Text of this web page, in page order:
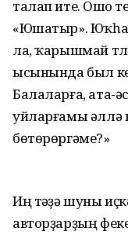
талап итеү. Ошо
«Юшатыр». Юҡһа,
ла, ҡарышмай
ысынында был
Балаларға, ата-
уйларғамы әллә
бөтөрөргәме?»
Иң тәүҙә шуны
авторҙарҙың